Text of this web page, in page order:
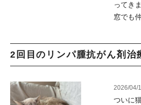
ってき
窓でも
2回目のリンパ腫抗がん剤治
2026/04/
ついに